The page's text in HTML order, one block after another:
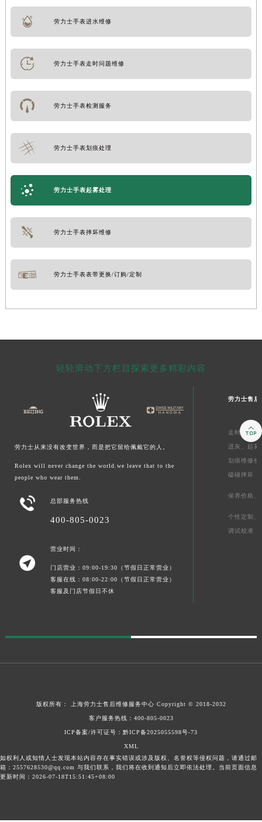
劳力士手表进水维修
劳力士手表走时问题维修
劳力士手表检测服务
劳力士手表划痕处理
劳力士手表起雾处理
劳力士手表摔坏维修
劳力士手表表带更换/订购/定制
轻轻滑动下方栏目探索更多精彩内容
劳力士从来没有改变世界，而是把它留给佩戴它的人。
Rolex will never change the world.we leave that to the
people who wear them.
 总部服务热线
400-805-0023

营业时间：
门店营业：09:00-19:30（节假日正常营业）
客服在线：08:00-22:00（节假日正常营业）
客服及门店节假日不休
劳力士售后
走时维修价
进灰、 起雾
划痕维修价
磕碰摔坏
保养价格、
个性定制、
调试校准
版权所有： 上海劳力士售后维修服务中心 Copyright © 2018-2032
客户服务热线： 400-805-0023
ICP备案/许可证号：黔ICP备2025055598号-73
XML
如权利人或知情人士发现本站内容存在事实错误或涉及版权、名誉权等侵权问题，请通过邮
箱：2557628530@qq.com 与我们联系，我们将在收到通知后立即依法处理。当前页面信息
更新时间：2026-07-18T15:51:45+08:00
